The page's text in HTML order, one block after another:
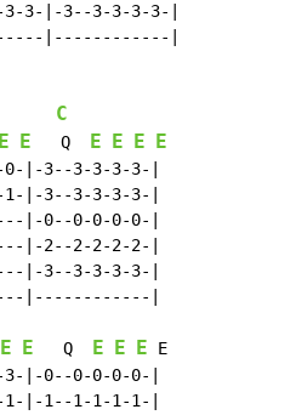
3-|-3--3-3-3-3-|
|------------|
C
E E
   Q
E E E E
|-3--3-3-3-3-|
|-3--3-3-3-3-|
|-0--0-0-0-0-|
|-2--2-2-2-2-|
3--3-3-3-3-|
|------------|
E E
   Q
E E E E
|-0--0-0-0-0-|
|-1--1-1-1-1-|